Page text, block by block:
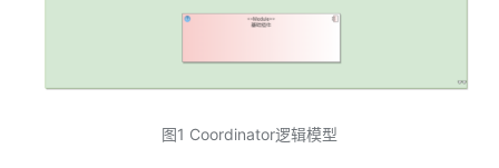
图1 Coordinator逻辑模型